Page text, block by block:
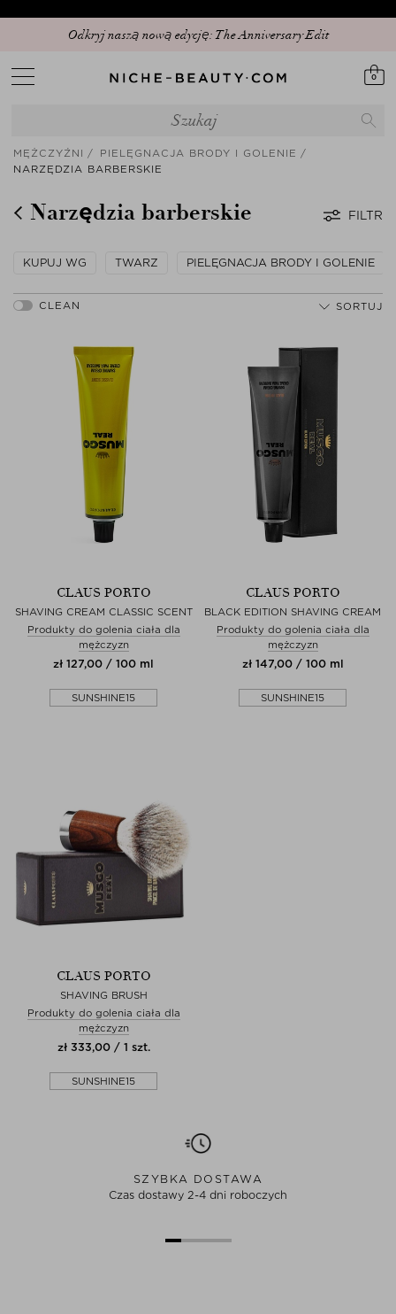
Odkryj naszą nową edycję: The Anniversary Edit
0
MĘŻCZYŹNI
PIELĘGNACJA BRODY I GOLENIE
NARZĘDZIA BARBERSKIE
Narzędzia barberskie FILTR
KUPUJ WG TWARZ PIELĘGNACJA BRODY I GOLENIE
SORTUJ
CLAUS PORTO
SHAVING CREAM CLASSIC SCENT
Produkty do golenia ciała dla
mężczyzn
zł 127,00 / 100 ml
SUNSHINE15
CLAUS PORTO
BLACK EDITION SHAVING CREAM
Produkty do golenia ciała dla
mężczyzn
zł 147,00 / 100 ml
SUNSHINE15
CLAUS PORTO
SHAVING BRUSH
Produkty do golenia ciała dla
mężczyzn
zł 333,00 / 1 szt.
SUNSHINE15
SZYBKA DOSTAWA
Czas dostawy 2-4 dni roboczych